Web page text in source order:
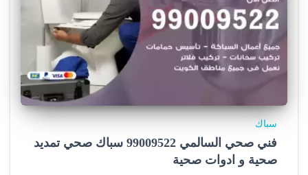
سباك
فني صحي السالمي 99009522 سباك صحي تمديد
صحية و ادوات صحية